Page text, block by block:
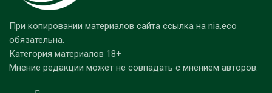
При копировании материалов сайта ссылка на nia.eco
обязательна.
Категория материалов 18+
Мнение редакции может не совпадать с мнением авторов.